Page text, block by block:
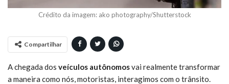
Crédito da imagem: ako photography/Shutterstock
Compartilhar
A chegada dos veículos autônomosvai realmente transformar
a maneira como nós, motoristas, interagimos com o trânsito.